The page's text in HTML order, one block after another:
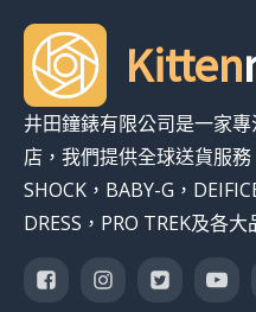
Kitten
井田鐘錶有限公司是一家
店，我們提供全球送貨服
SHOCK，BABY-G，
DRESS，PRO TREK及各大